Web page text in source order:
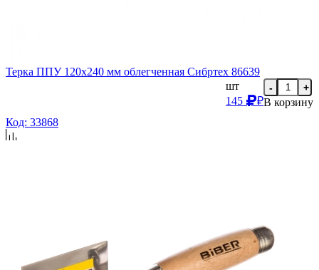
Терка ППУ 120х240 мм облегченная Сибртех 86639
шт
145
₽
- +
В корзину
Код: 33868